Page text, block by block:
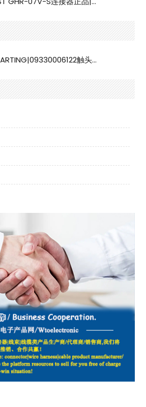
触头连接器-兼容HARTING|09330006122触头连接器替代品说明